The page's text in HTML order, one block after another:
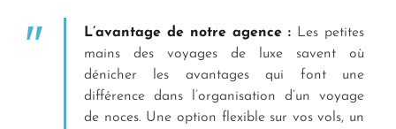
L’avantage de notre agence : Les petites
mains des voyages de luxe savent où
dénicher les avantages qui font une
différence dans l’organisation d’un voyage
de noces. Une option flexible sur vos vols, un